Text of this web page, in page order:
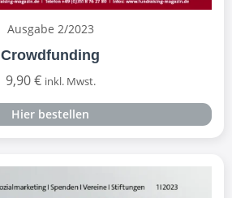
Ausgabe 2/2023
Crowdfunding
9,90€ inkl. Mwst.
Hier bestellen